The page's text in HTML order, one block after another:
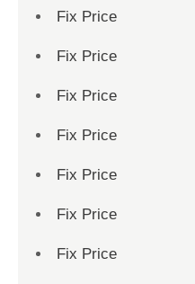
Fix Price
Fix Price
Fix Price
Fix Price
Fix Price
Fix Price
Fix Price